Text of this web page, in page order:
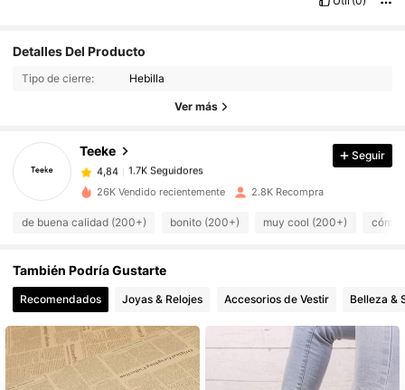
Detalles Del Producto
Tipo de cierre: Hebilla
Ver más
Teeke
4,84 1.7K Seguidores
1.7K Seguidores
4,84
1.7K Seguidores
m***a
Hace 1 día
4,84 1.7K Seguidores
4,84 1.7K Seguidores
4,84 1.7K Seguidores
Seguir
26K Vendido recientemente 2.8K Recompra
de buena calidad (200+) bonito (200+) muy cool (200+)
También Podría Gustarte
Recomendados Joyas & Relojes Accesorios de Vestir Belleza &